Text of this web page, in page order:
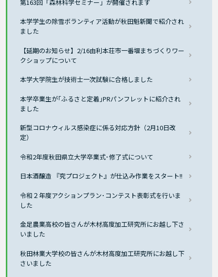
第163回「森林科学セミナー」が開催されます
本学学生の除雪ボランティア活動が秋田魁新聞で紹介され
ました
【延期のお知らせ】2/16由利本荘市一番堰まちづくりワー
クショップについて
本学大学院生が技術士一次試験に合格しました
本学卒業生が｢ふるさと定着｣PRパンフレットに紹介され
ました
新型コロナウィルス感染症に係る対応方針（2月10日改
定）
令和2年度秋田県立大学卒業式･修了式について
日本酒醸造 『究プロジェクト』が仕込み作業をスタート!!
令和２年度アクションプラン･コンテスト表彰式を行いま
した
金足農業高校の皆さんが木材高度加工研究所にお越し下さ
いました
秋田林業大学校の皆さんが木材高度加工研究所にお越し下
さいました